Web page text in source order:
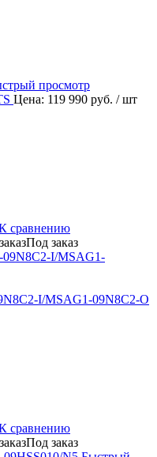
просмотр
Цена: 119 990 руб. / шт
сравнению
Под заказ
I/MSAG1-09N8C2-O
сравнению
Под заказ